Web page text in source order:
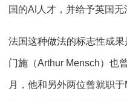
国的AI人才，并给予英国无
法国这种做法的标志性成
门施（Arthur Mensch）也
月，他和另外两位曾就职